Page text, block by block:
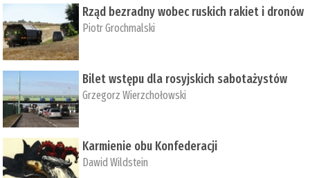
Rząd bezradny wobec ruskich rakiet i dronów
Piotr Grochmalski
Bilet wstępu dla rosyjskich sabotażystów
Grzegorz Wierzchołowski
Karmienie obu Konfederacji
Dawid Wildstein